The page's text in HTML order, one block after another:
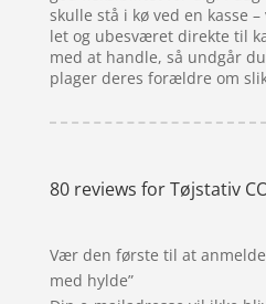
skulle stå i kø ved en kasse
let og ubesværet direkte til
med at handle, så undgår
plager deres forældre om
80 reviews forTøjstativ
Vær den første til at anmelde
med hylde”